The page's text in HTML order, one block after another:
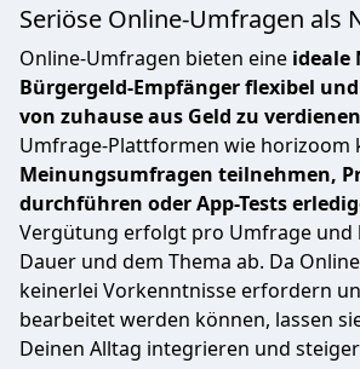
Seriöse Online-Umfragen als
Online-Umfragen bieten eine ideale
Bürgergeld-Empfänger flexibel
von zuhause aus Geld zu
Umfrage-Plattformen wie horizoom
Meinungsumfragen teilnehmen,
durchführen oder App-Tests
Vergütung erfolgt pro Umfrage und
Dauer und dem Thema ab. Da
keinerlei Vorkenntnisse erfordern
bearbeitet werden können, lassen
Deinen Alltag integrieren und